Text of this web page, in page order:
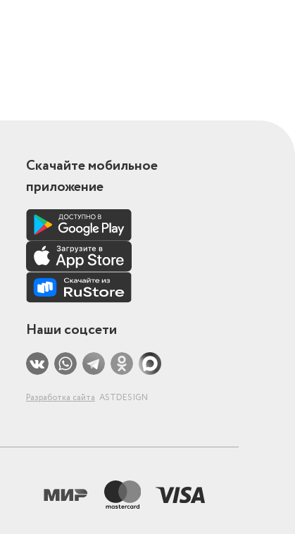
Скачайте мобильное
приложение
Наши соцсети
Разработка сайта ASTDESIGN